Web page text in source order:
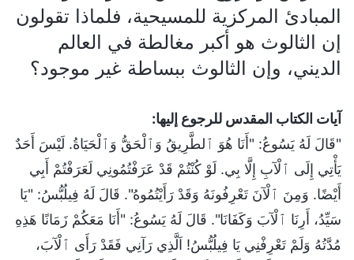
المبادئ المركزية للمسيحية، فلماذا تقولون
إن الثالوث هو أكبر مغالطة في العالم
الديني، وإن الثالوث ببساطة غير موجود؟
آيات الكتاب المقدس للرجوع إليها:
"قَالَ لَهُ يَسُوعُ: "أَنَا هُوَ ٱلطَّرِيقُ وَٱلْحَقُّ وَٱلْحَيَاةُ. لَيْسَ أَحَدٌ
يَأْتِي إِلَى ٱلْآبِ إِلَّا بِي. لَوْ كُنْتُمْ قَدْ عَرَفْتُمُونِي لَعَرَفْتُمْ أَبِي
أَيْضًا. وَمِنَ ٱلْآنَ تَعْرِفُونَهُ وَقَدْ رَأَيْتُمُوهُ". قَالَ لَهُ فِيلُبُّسُ: "يَا
سَيِّدُ، أَرِنَا ٱلْآبَ وَكَفَانَا". قَالَ لَهُ يَسُوعُ: "أَنَا مَعَكُمْ زَمَانًا هَذِهِ
مُدَّتُهُ وَلَمْ تَعْرِفْنِي يَا فِيلُبُّسُ! اَلَّذِي رَآنِي فَقَدْ رَأَى ٱلْآبَ،